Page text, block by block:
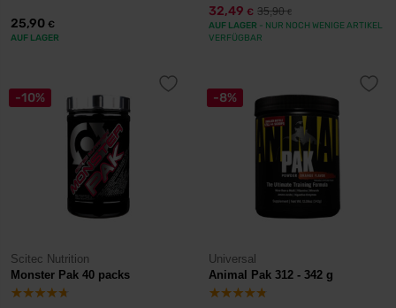
25,90 €
AUF LAGER
32,49 € 35,90€
AUF LAGER - NUR NOCH WENIGE ARTIKEL
VERFÜGBAR
-10%
Scitec Nutrition
Monster Pak 40 packs
-8%
Universal
Animal Pak 312 - 342 g